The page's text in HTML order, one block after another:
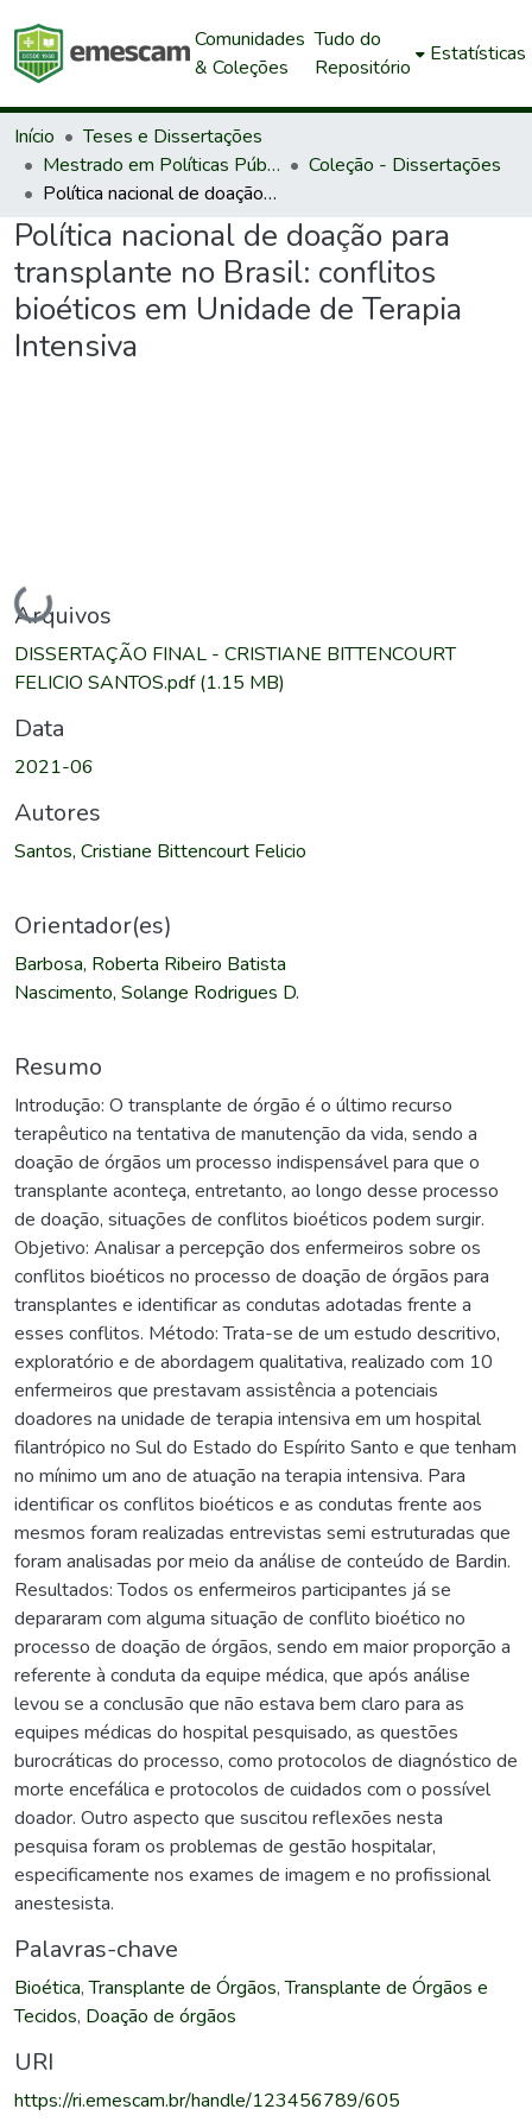
Comunidades
& Coleções
Tudo do
Repositório
Estatísticas
Início
Teses e Dissertações
Mestrado em Políticas Públicas e Desenvolvimento Local
Coleção - Dissertações
Política nacional de doação para transplante no Brasil: conflitos bioéticos em Unidade de Terapia Intensiva
Política nacional de doação para
transplante no Brasil: conflitos
bioéticos em Unidade de Terapia
Intensiva
Carregando...
Arquivos
DISSERTAÇÃO FINAL - CRISTIANE BITTENCOURT
FELICIO SANTOS.pdf(1.15 MB)
Data
2021-06
Autores
Santos, Cristiane Bittencourt Felicio
Orientador(es)
Barbosa, Roberta Ribeiro Batista
Nascimento, Solange Rodrigues D.
Resumo
Introdução: O transplante de órgão é o último recurso
terapêutico na tentativa de manutenção da vida, sendo a
doação de órgãos um processo indispensável para que o
transplante aconteça, entretanto, ao longo desse processo
de doação, situações de conflitos bioéticos podem surgir.
Objetivo: Analisar a percepção dos enfermeiros sobre os
conflitos bioéticos no processo de doação de órgãos para
transplantes e identificar as condutas adotadas frente a
esses conflitos. Método: Trata-se de um estudo descritivo,
exploratório e de abordagem qualitativa, realizado com 10
enfermeiros que prestavam assistência a potenciais
doadores na unidade de terapia intensiva em um hospital
filantrópico no Sul do Estado do Espírito Santo e que tenham
no mínimo um ano de atuação na terapia intensiva. Para
identificar os conflitos bioéticos e as condutas frente aos
mesmos foram realizadas entrevistas semi estruturadas que
foram analisadas por meio da análise de conteúdo de Bardin.
Resultados: Todos os enfermeiros participantes já se
depararam com alguma situação de conflito bioético no
processo de doação de órgãos, sendo em maior proporção a
referente à conduta da equipe médica, que após análise
levou se a conclusão que não estava bem claro para as
equipes médicas do hospital pesquisado, as questões
burocráticas do processo, como protocolos de diagnóstico de
morte encefálica e protocolos de cuidados com o possível
doador. Outro aspecto que suscitou reflexões nesta
pesquisa foram os problemas de gestão hospitalar,
especificamente nos exames de imagem e no profissional
anestesista.
Palavras-chave
Bioética,Transplante de Órgãos,Transplante de Órgãos e
Tecidos, Doação de órgãos
URI
https://ri.emescam.br/handle/123456789/605